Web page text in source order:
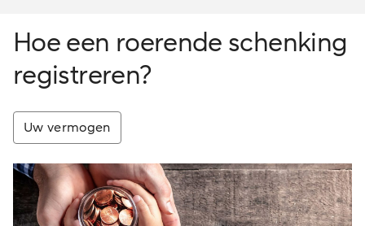
Hoe een roerende schenking
registreren?
Uw vermogen